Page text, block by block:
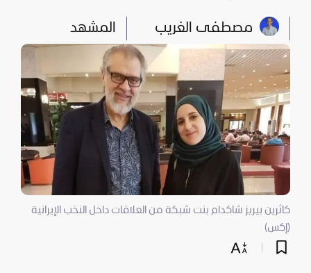
مصطفى الغريب المشهد
كاثرين بيريز شاكدام بنت شبكة من العلاقات داخل النخب الإيرانية
(إكس)